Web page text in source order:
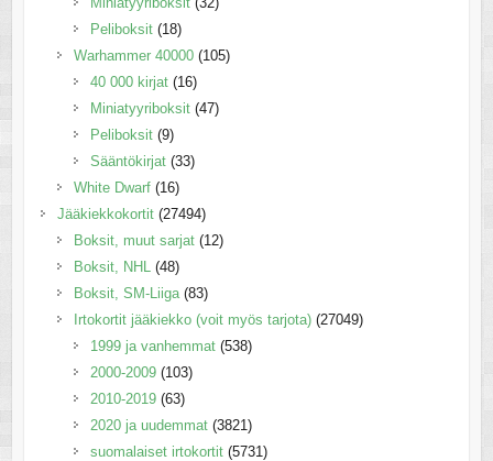
Peliboksit (18)
Warhammer 40000 (105)
40 000 kirjat (16)
Miniatyyriboksit (47)
Peliboksit (9)
Sääntökirjat (33)
White Dwarf (16)
Jääkiekkokortit (27494)
Boksit, muut sarjat (12)
Boksit, NHL
(48)
Boksit, SM-Liiga (83)
Irtokortit jääkiekko (voit myös tarjota) (27049)
1999 ja vanhemmat (538)
2000-2009 (103)
2010-2019 (63)
2020 ja uudemmat (3821)
suomalaiset irtokortit (5731)